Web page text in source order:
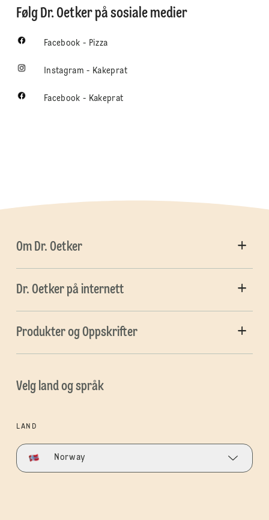
Følg Dr. Oetker på sosiale medier
Facebook - Pizza
Instagram - Kakeprat
Facebook - Kakeprat
Om Dr. Oetker
Dr. Oetker på internett
Produkter og Oppskrifter
Velg land og språk
LAND
Norway